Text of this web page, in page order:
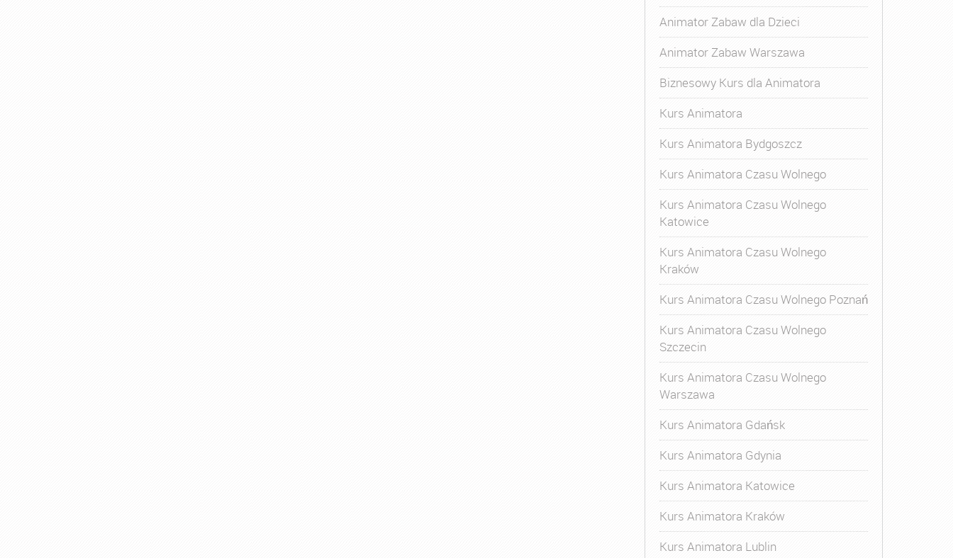
Animator Zabaw dla Dzieci
Animator Zabaw Warszawa
Biznesowy Kurs dla Animatora
Kurs Animatora
Kurs Animatora Bydgoszcz
Kurs Animatora Czasu Wolnego
Kurs Animatora Czasu Wolnego
Katowice
Kurs Animatora Czasu Wolnego
Kraków
Kurs Animatora Czasu Wolnego Poznań
Kurs Animatora Czasu Wolnego
Szczecin
Kurs Animatora Czasu Wolnego
Warszawa
Kurs Animatora Gdańsk
Kurs Animatora Gdynia
Kurs Animatora Katowice
Kurs Animatora Kraków
Kurs Animatora Lublin